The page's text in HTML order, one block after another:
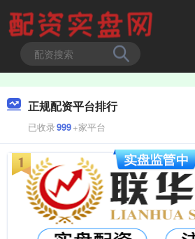
正规配资平台排行
已收录999+家平台